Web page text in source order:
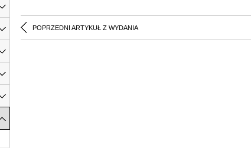
POPRZEDNI ARTYKUŁ Z WYDANIA